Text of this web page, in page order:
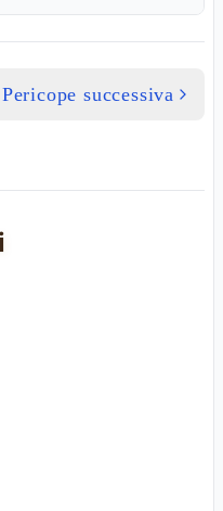
Pericope successiva